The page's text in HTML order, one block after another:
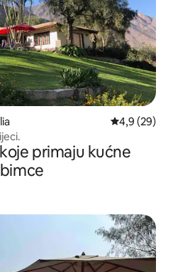
Prosječna
4,9 (29)
primaju kućne